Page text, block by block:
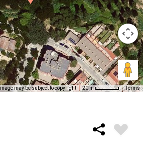
Image may be subject to copyright 20 m Terms